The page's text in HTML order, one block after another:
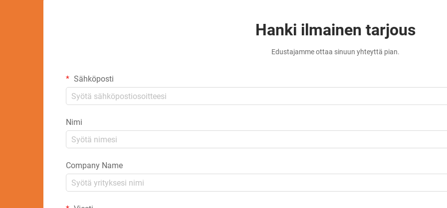
Hanki ilmainen tarjous
Edustajamme ottaa sinuun yhteyttä pian.
Sähköposti
Nimi
Company Name